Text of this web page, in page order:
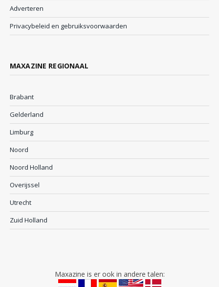
Adverteren
Privacybeleid en gebruiksvoorwaarden
MAXAZINE REGIONAAL
Brabant
Gelderland
Limburg
Noord
Noord Holland
Overijssel
Utrecht
Zuid Holland
Maxazine is er ook in andere talen: